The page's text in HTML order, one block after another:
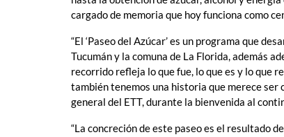
cargado de memoria que hoy funciona como
“El ‘Paseo del Azúcar’ es un programa que
Tucumán y la comuna de La Florida, además
recorrido refleja lo que fue, lo que es y lo que
también tenemos una historia que merece ser
general del ETT, durante la bienvenida al
“La concreción de este paseo es el resultado